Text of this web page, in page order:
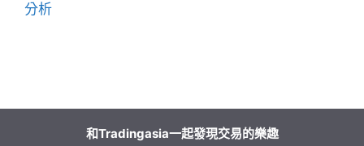
分析
和Tradingasia一起發現交易的樂趣